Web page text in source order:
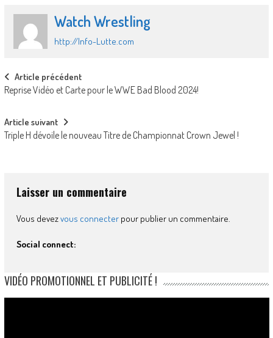
Watch Wrestling
http://Info-Lutte.com
Post
navigation
Article précédent
Reprise Vidéo et Carte pour le WWE Bad Blood 2024!
Article suivant
Triple H dévoile le nouveau Titre de Championnat Crown Jewel !
Laisser un commentaire
Vous devezvous connecterpour publier un commentaire.
Social connect:
VIDÉO PROMOTIONNEL ET PUBLICITÉ !